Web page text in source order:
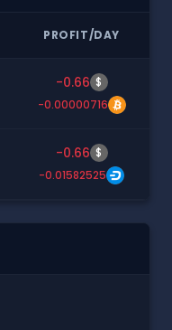
PROFIT/DAY
-0.66 $
-0.00000716
-0.66 $
-0.01582525